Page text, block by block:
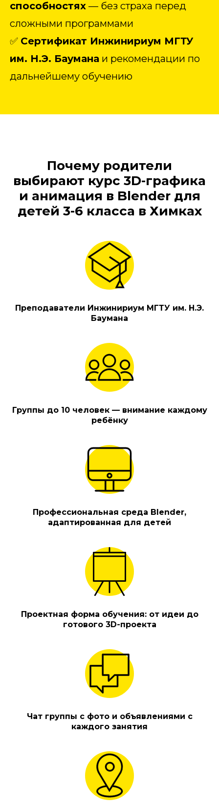
способностях — без страха перед
сложными программами
✅ Сертификат Инжинириум МГТУ
им. Н.Э. Баумана и рекомендации по
дальнейшему обучению
Почему родители
выбирают курс 3D-графика
и анимация в Blender для
детей 3-6 класса в Химках
Преподаватели Инжинириум МГТУ им. Н.Э.
Баумана
Группы до 10 человек — внимание каждому
ребёнку
Профессиональная среда Blender,
адаптированная для детей
Проектная форма обучения: от идеи до
готового 3D-проекта
Чат группы с фото и объявлениями с
каждого занятия